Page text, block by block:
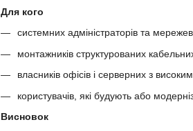
Для кого
системних адміністраторів та
монтажників структурованих
власників офісів і серверних з
користувачів, які будують або
Висновок